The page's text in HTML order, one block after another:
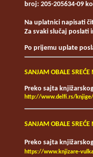
broj: 205-205634-09
Na uplatnici napisati
Za svaki slučaj poslati
Po prijemu uplate
SANJAM OBALE
Preko sajta
http://www.delfi.rs/knjige/
SANJAM OBALE
Preko sajta
https://www.knjizare-